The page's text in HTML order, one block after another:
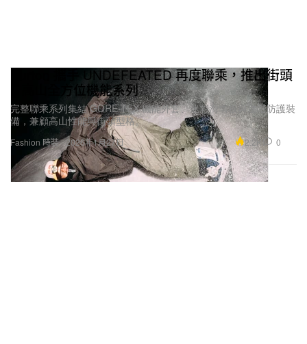
Fashion 時裝
Burton 攜手 UNDEFEATED 再度聯乘，推出街頭
× 高山全方位機能系列
完整聯乘系列集結 GORE-TEX 機能外套、迷彩滑雪板與進階防護裝
備，兼顧高山性能與街頭型格。
2026年1月27日 2.2K 0